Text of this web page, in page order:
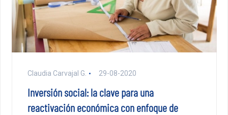
Claudia Carvajal G. 29-08-2020
Inversión social: la clave para una
reactivación económica con enfoque de